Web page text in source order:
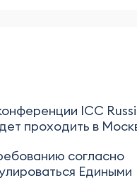
ICC
проходить в
согласно
Едиными